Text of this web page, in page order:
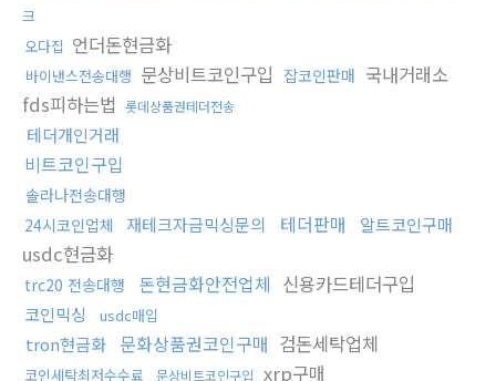
크
오다집 언더돈현금화
바이낸스전송대행 문상비트코인구입 잡코인판매 국내거래소
fds피하는법 롯데상품권테더전송
테더개인거래
비트코인구입
솔라나전송대행
24시코인업체
재테크자금믹싱문의 테더판매 알트코인구매
usdc현금화
trc20 전송대행 돈현금화안전업체 신용카드테더구입
코인믹싱 usdc매입
tron현금화 문화상품권코인구매 검돈세탁업체
코인세탁최저수수료 문상비트코인구입 xrp구매